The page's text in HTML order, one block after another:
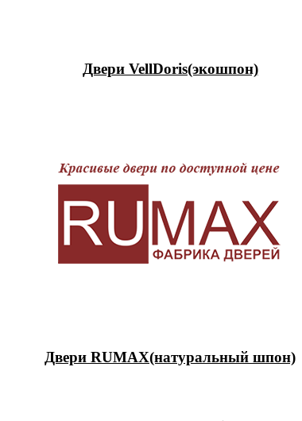
Двери VellDoris(экошпон)
Двери RUMAX(натуральный шпон)